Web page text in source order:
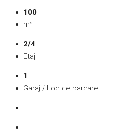
100
m²
2/4
Etaj
1
Garaj / Loc de parcare